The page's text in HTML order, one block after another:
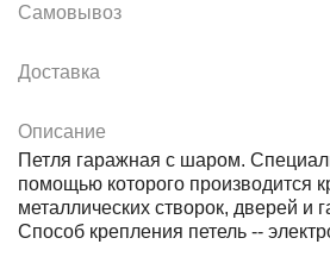
Самовывоз
Доставка
Описание
Петля гаражная с шаром.
помощью которого производится
металлических створок, дверей и
Способ крепления петель --